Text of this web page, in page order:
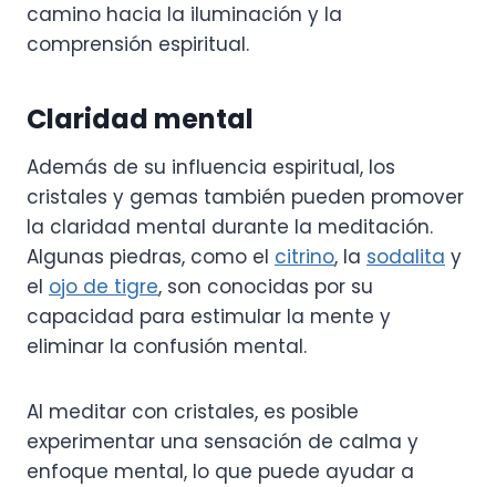
camino hacia la iluminación y la
comprensión espiritual.
Claridad mental
Además de su influencia espiritual, los
cristales y gemas también pueden promover
la claridad mental durante la meditación.
Algunas piedras, como el citrino, la sodalita y
el ojo de tigre, son conocidas por su
capacidad para estimular la mente y
eliminar la confusión mental.
Al meditar con cristales, es posible
experimentar una sensación de calma y
enfoque mental, lo que puede ayudar a